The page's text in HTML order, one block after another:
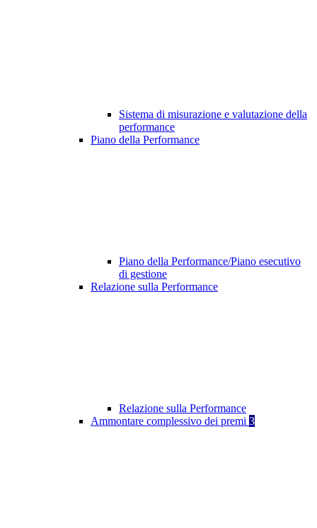
Sistema di misurazione e valutazione della
performance
Piano della Performance
Piano della Performance/Piano esecutivo
di gestione
Relazione sulla Performance
Relazione sulla Performance
Ammontare complessivo dei premi 3